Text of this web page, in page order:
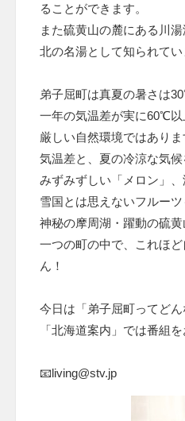
ることができます。
また硫黄山の麓にある川
北の名湯として知られてい
弟子屈町は真夏の暑さは
一年の気温差が実に60℃以
厳しい自然環境ではあり
気温差と、夏の冷涼な気
みずみずしい「メロン」
雪国とは思えないフルーツ
神秘の摩周湖・躍動の硫
一つの町の中で、これほ
ん！
今日は「弟子屈町ってど
「北海道案内」では番組
📧living@stv.jp